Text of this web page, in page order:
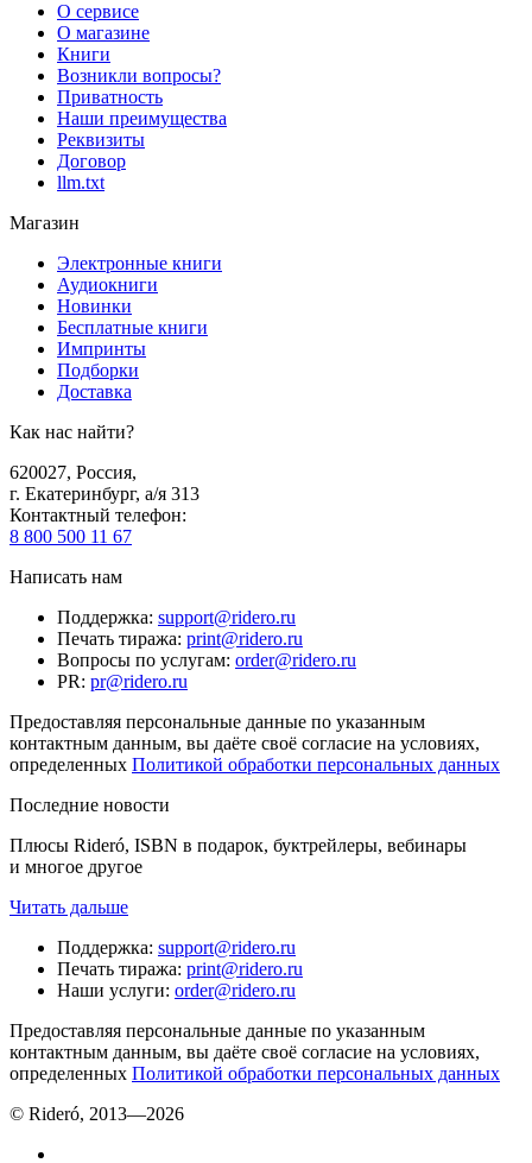
О сервисе
О магазине
Книги
Возникли вопросы?
Приватность
Наши преимущества
Реквизиты
Договор
llm.txt
Магазин
Электронные книги
Аудиокниги
Новинки
Бесплатные книги
Импринты
Подборки
Доставка
Как нас найти?
620027, Россия,
г. Екатеринбург, а/я 313
Контактный телефон:
8 800 500 11 67
Написать нам
Поддержка: support@ridero.ru
Печать тиража: print@ridero.ru
Вопросы по услугам: order@ridero.ru
PR: pr@ridero.ru
Предоставляя персональные данные по указанным
контактным данным, вы даёте своё согласие на условиях,
определенных Политикой обработки персональных данных
Последние новости
Плюсы Rideró, ISBN в подарок, буктрейлеры, вебинары
и многое другое
Читать дальше
Поддержка: support@ridero.ru
Печать тиража: print@ridero.ru
Наши услуги: order@ridero.ru
Предоставляя персональные данные по указанным
контактным данным, вы даёте своё согласие на условиях,
определенных Политикой обработки персональных данных
© Rideró, 2013—2026